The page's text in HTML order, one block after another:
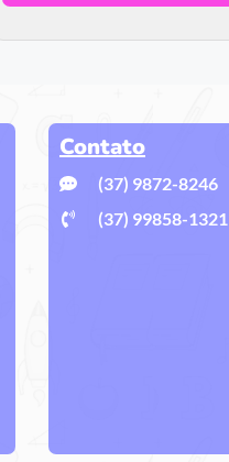
Contato
(37) 9872-8246
(37) 99858-1321